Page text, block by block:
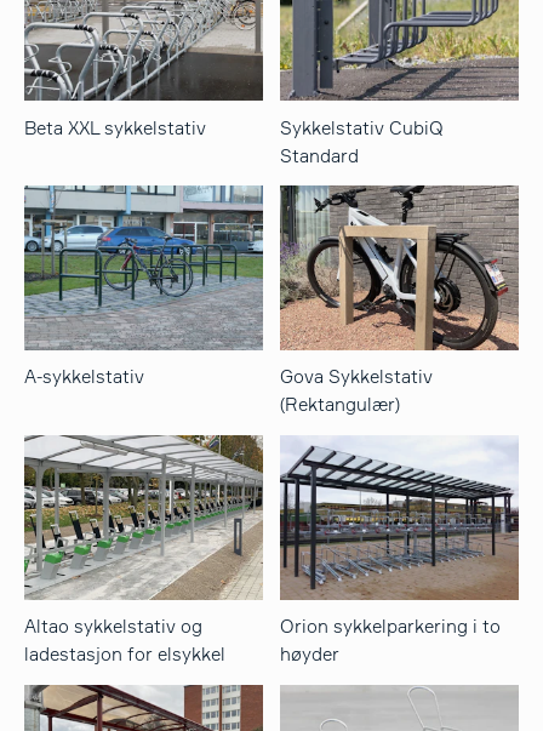
Beta XXL sykkelstativ
Sykkelstativ CubiQ
Standard
A-sykkelstativ
Gova Sykkelstativ
(Rektangulær)
Altao sykkelstativ og
ladestasjon for elsykkel
Orion sykkelparkering i to
høyder